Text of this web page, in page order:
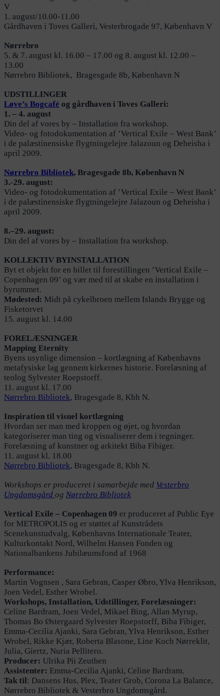
V
1. august/10.00-11.00
Gårdhaven i Toves Galleri, Vesterbrogade 97, København V
Nørrebro
5. & 7. august kl. 16.00 – 17.00 og 8. august kl. 12.00 –
13.00
Nørrebro Bibliotek, Bragesgade 8b, København N
UDSTILLINGER
Løve’s Bogcafé og gårdhaven i Toves Galleri:
1. – 4. august
Din del af vores by – Installation fra workshop.
Video- og fotodokumentation af ’Vertical Exile – West Bank’
i de palæstinensiske flygtningelejre Jalazoun og Deheisha i
april 2009.
Nørrebro Bibliotek, Bragesgade 8b, København N
3.-29. august:
Video- og fotodokumentation af ’Vertical Exile – West Bank’
i de palæstinensiske flygtningelejre Jalazoun og Deheisha i
april 2009.
8.–29. august:
Din del af vores by – Installation fra workshop.
KOLLEKTIV BYINSTALLATION
Byt et objekt for en billet til forestillingen ’Vertical Exile –
Copenhagen 09’ og vær med til at skabe en installation i
byrummet.
Mødested: Midt på cykelbroen mellem Islands Brygge og
Fisketorvet
15. august kl. 14.00
FORELÆSNINGER
Mapping Eternity
Byens usynlige dimension – kortlægning af Københavns
metafysiske lag gennem kirkernes historie. Forelæsning af
teolog Sylvester Roepstorff.
11. august kl. 17.00
Nørrebro Bibliotek, Bragesgade 8, Kbh N.
Inspiration til visuel kortlægning
Hvordan ser man med kroppen og øjet, og hvordan
kategoriserer man ting og visualiserer dem i tegninger.
Forelæsning af kunstner og arkitekt Biba Fibiger.
11. august kl. 18.00
Nørrebro Bibliotek, Bragesgade 8, Kbh N.
Workshops er produceret i samarbejde med Vesterbro
Ungdomsgård og Nørrebro Bibliotek
Vertical Exile – Copenhagen 09 er produceret af Public Eye
for METROPOLIS og er støttet af Kunstrådets
Scenekunstudvalg, Københavns Internationale Teater,
Kulturkontakt Nord, Wilhelm Hansen Fonden og
Nationalbankens Jubilæumsfond af 1968
Performance:
Martin Vognsen , Sara Gebran, Casper Øbro, Ylva Henrikson,
Joen Vedel, Esther Wrobel.
Workshops, Installation, Udstillinger, Forelæsninger:
Celine Bardram, Joen Vedel, Mikael Bing, Allan Myrup,
Thomas Bo Østergaard Sylvester Roepstorff, Biba Fibiger,
Emma-Cecilia Ajanki, Sara Gebran, Ylva Henrikson, Esther
Wrobel, Rikke Kjær, Roberta Blasone, Line Koch Nørreklit,
Julia, Giertz, Nuria Pellitero.
Producer: Ulrika Pii Zeuthen
Assistenter: Emma-Cecilia Ajanki, Celine Bardram.
Tak til : Dansens Hus, Plex, Teater Grob, Corona La Balance,
Nørrebro Bibliotek & Vesterbro Ungdomsgård.